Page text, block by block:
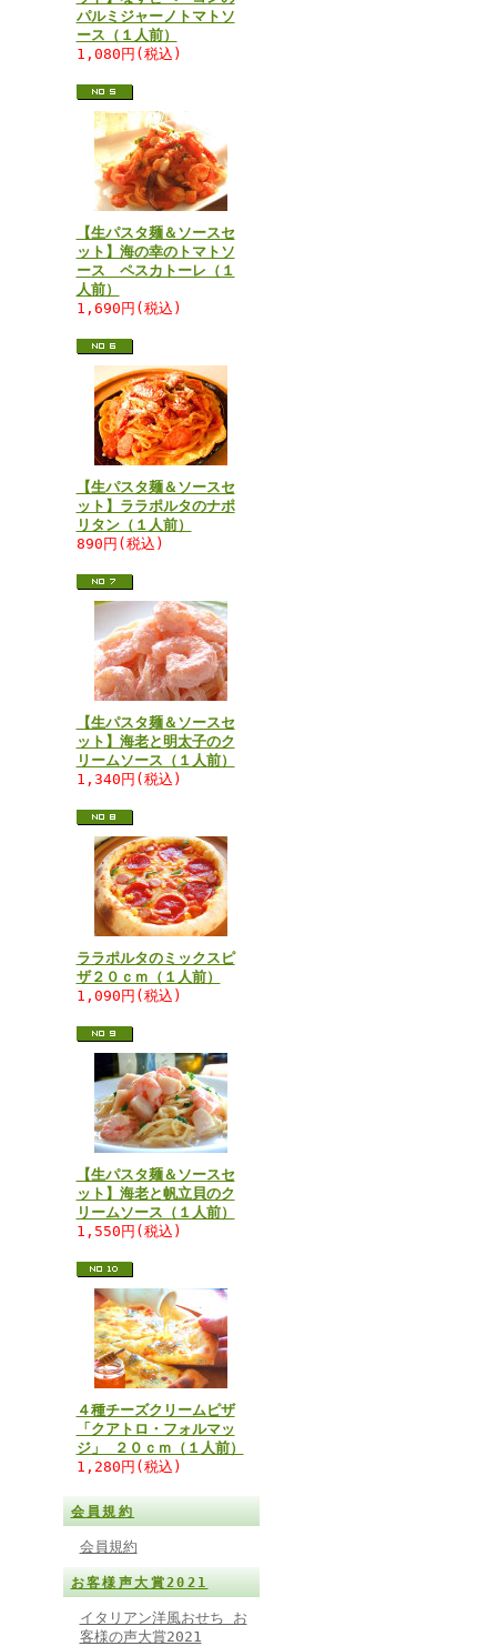
パルミジャーノトマトソ
ース（１人前）
1,080円(税込)
【生パスタ麺＆ソースセ
ット】海の幸のトマトソ
ース ペスカトーレ（１
人前）
1,690円(税込)
【生パスタ麺＆ソースセ
ット】ララポルタのナポ
リタン（１人前）
890円(税込)
【生パスタ麺＆ソースセ
ット】海老と明太子のク
リームソース（１人前）
1,340円(税込)
ララポルタのミックスピ
ザ２０ｃｍ（１人前）
1,090円(税込)
【生パスタ麺＆ソースセ
ット】海老と帆立貝のク
リームソース（１人前）
1,550円(税込)
４種チーズクリームピザ
「クアトロ・フォルマッ
ジ」 ２０ｃｍ（１人前）
1,280円(税込)
会員規約
会員規約
お客様声大賞2021
イタリアン洋風おせち お
客様の声大賞2021